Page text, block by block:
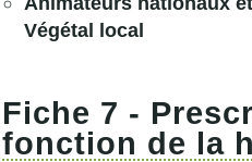
Végétal local
Fiche 7 -
fonction de la